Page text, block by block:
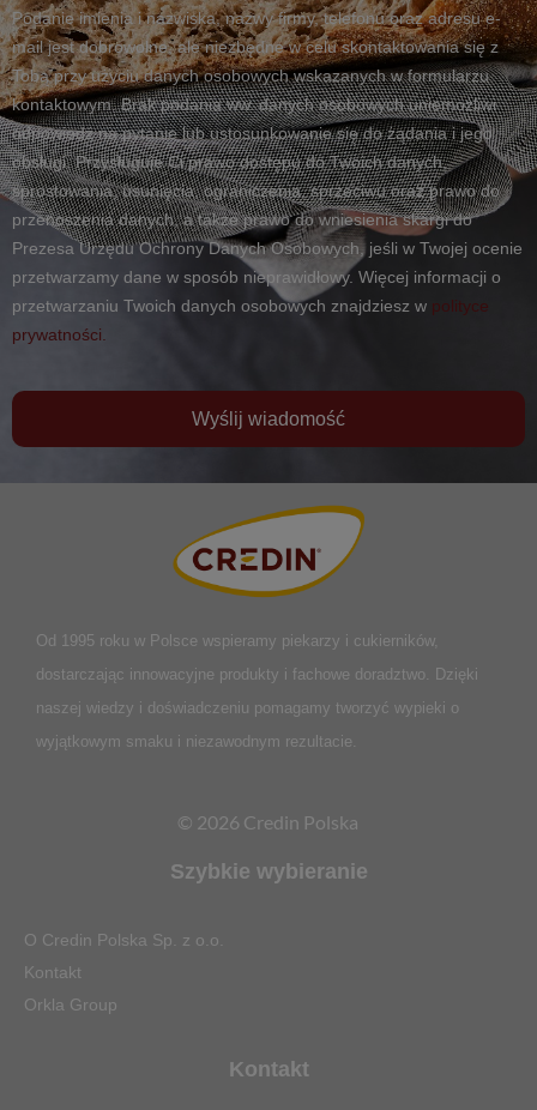
Podanie imienia i nazwiska, nazwy firmy, telefonu oraz adresu e-
mail jest dobrowolne, ale niezbędne w celu skontaktowania się z
Tobą przy użyciu danych osobowych wskazanych w formularzu
kontaktowym. Brak podania ww. danych osobowych uniemożliwi
odpowiedź na pytanie lub ustosunkowanie się do żądania i jego
obsługi. Przysługuje Ci prawo dostępu do Twoich danych,
sprostowania, usunięcia, ograniczenia, sprzeciwu oraz prawo do
przenoszenia danych, a także prawo do wniesienia skargi do
Prezesa Urzędu Ochrony Danych Osobowych, jeśli w Twojej ocenie
przetwarzamy dane w sposób nieprawidłowy. Więcej informacji o
przetwarzaniu Twoich danych osobowych znajdziesz w polityce
prywatności.
Wyślij wiadomość
Od 1995 roku w Polsce wspieramy piekarzy i cukierników,
dostarczając innowacyjne produkty i fachowe doradztwo. Dzięki
naszej wiedzy i doświadczeniu pomagamy tworzyć wypieki o
wyjątkowym smaku i niezawodnym rezultacie.
© 2026 Credin Polska
Szybkie wybieranie
O Credin Polska Sp. z o.o.
Kontakt
Orkla Group
Kontakt